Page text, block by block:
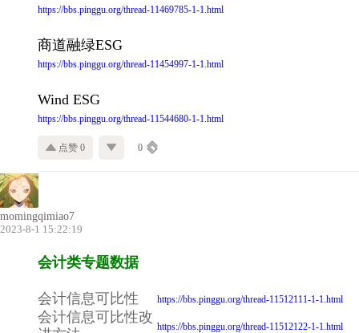
https://bbs.pinggu.org/thread-11469785-1-1.html
商道融绿ESG
https://bbs.pinggu.org/thread-11454997-1-1.html
Wind ESG
https://bbs.pinggu.org/thread-11544680-1-1.html
点赞 0 0
momingqimiao7
2023-8-1 15:22:19
会计类专题数据
会计信息可比性 https://bbs.pinggu.org/thread-11512111-1-1.html
会计信息可比性改
https://bbs.pinggu.org/thread-11512122-1-1.html